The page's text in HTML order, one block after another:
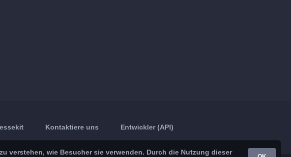
Kontaktiere uns Entwickler (API)
verstehen, wie Besucher sie verwenden. Durch die Nutzung dieser